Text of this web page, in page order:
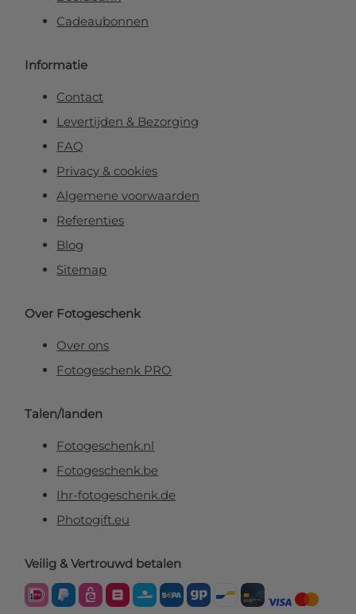
Cadeaubonnen
Informatie
Contact
Levertijden & Bezorging
FAQ
Privacy & cookies
Algemene voorwaarden
Referenties
Blog
Sitemap
Over Fotogeschenk
Over ons
Fotogeschenk PRO
Talen/landen
Fotogeschenk.nl
Fotogeschenk.be
Ihr-fotogeschenk.de
Photogift.eu
Veilig & Vertrouwd betalen